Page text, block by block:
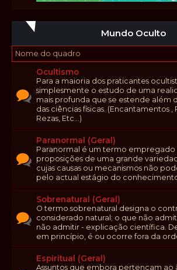
Mundo Oculto
Nome do quadro
Ocultismo
Para a maioria dos praticantes
simplesmente o estudo de uma
mais profunda que se estende além
das ciências físicas. (Encantamentos ,
Rezas, Etc...)
Paranormal (Geral)
Paranormal é um termo empregado
proposições de uma grande
cujas causas ou mecanismos não
pelo actual estágio do
Sobrenatural (Geral)
O termo sobrenatural designa o
considerado natural; o que não
não admitir - explicação científica.
em princípio, é ou ocorre fora da
Espiritual (Geral)
Assuntos que embora pertençam ao